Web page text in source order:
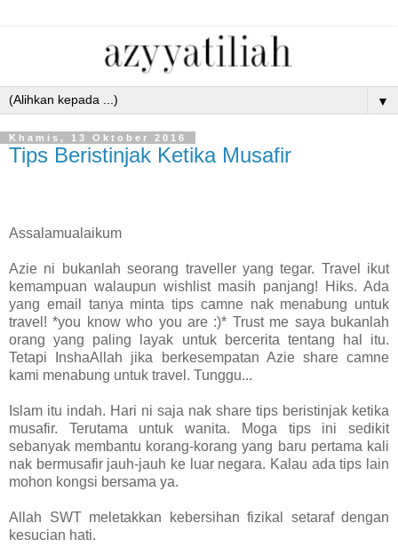
▼
Khamis, 13 Oktober 2016
Tips Beristinjak Ketika Musafir
Assalamualaikum
Azie ni bukanlah seorang traveller yang tegar. Travel ikut
kemampuan walaupun wishlist masih panjang! Hiks. Ada
yang email tanya minta tips camne nak menabung untuk
travel! *you know who you are :)* Trust me saya bukanlah
orang yang paling layak untuk bercerita tentang hal itu.
Tetapi InshaAllah jika berkesempatan Azie share camne
kami menabung untuk travel. Tunggu...
Islam itu indah. Hari ni saja nak share tips beristinjak ketika
musafir. Terutama untuk wanita. Moga tips ini sedikit
sebanyak membantu korang-korang yang baru pertama kali
nak bermusafir jauh-jauh ke luar negara. Kalau ada tips lain
mohon kongsi bersama ya.
Allah SWT meletakkan kebersihan fizikal setaraf dengan
kesucian hati.